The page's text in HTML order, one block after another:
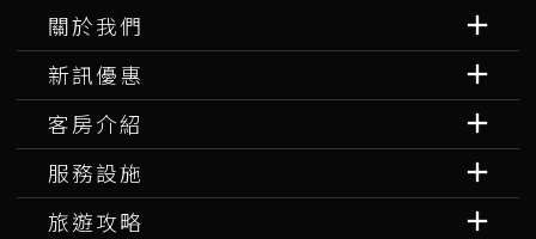
關於我們
新訊優惠
客房介紹
服務設施
旅遊攻略